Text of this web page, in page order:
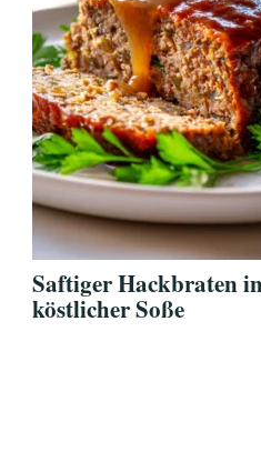
Saftiger Hackbraten
köstlicher Soße